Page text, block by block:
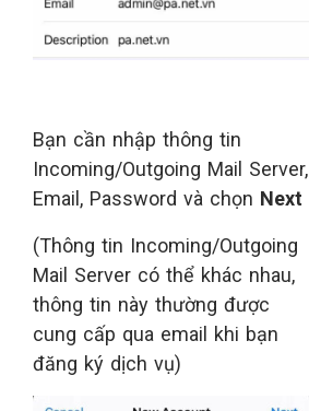
Bạn cần nhập thông tin
Incoming/Outgoing Mail Server,
Email, Password và chọn Next
(Thông tin Incoming/Outgoing
Mail Server có thể khác nhau,
thông tin này thường được
cung cấp qua email khi bạn
đăng ký dịch vụ)